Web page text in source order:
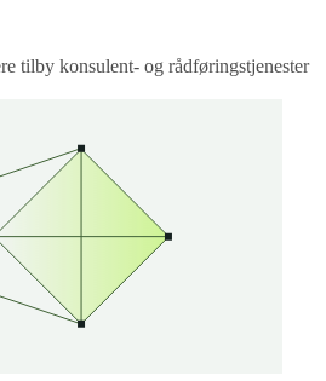
tilby konsulent- og rådføringstjenester